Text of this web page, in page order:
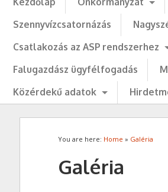
Szennyvízcsatornázás
Csatlakozás az ASP rendszerhez
Falugazdász ügyfélfogadás
Közérdekű adatok
You are here: Home » Galéria
Galéria